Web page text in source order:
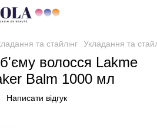
та стайлінг Укладання та
волосся Lakme
Balm 1000 мл
Написати відгук